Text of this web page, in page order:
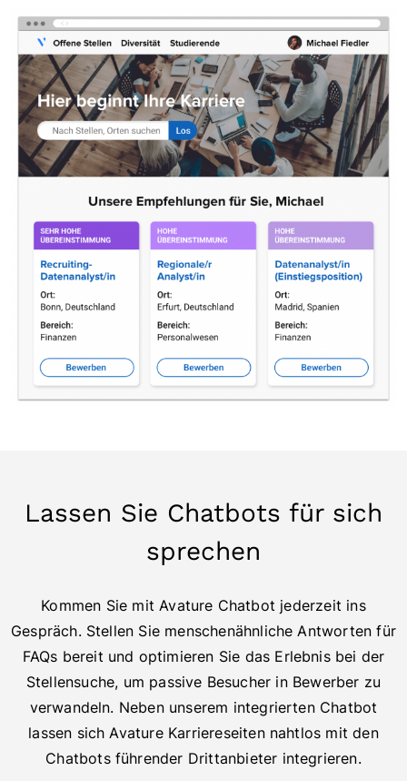
Lassen Sie Chatbots für sich
sprechen
Kommen Sie mit Avature Chatbot jederzeit ins
Gespräch. Stellen Sie menschenähnliche Antworten für
FAQs bereit und optimieren Sie das Erlebnis bei der
Stellensuche, um passive Besucher in Bewerber zu
verwandeln. Neben unserem integrierten Chatbot
lassen sich Avature Karriereseiten nahtlos mit den
Chatbots führender Drittanbieter integrieren.